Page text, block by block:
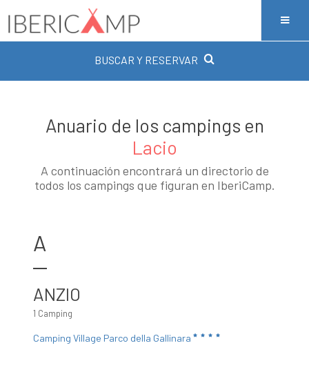
BUSCAR Y RESERVAR
Anuario de los campings en
Lacio
A continuación encontrará un directorio de
todos los campings que figuran en IberiCamp.
A
ANZIO
1 Camping
Camping Village Parco della Gallinara